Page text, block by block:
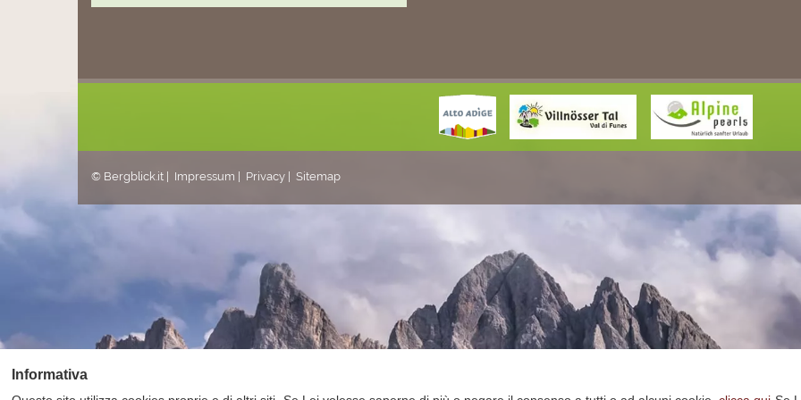
© Bergblick.it | Impressum Privacy Sitemap
Informativa